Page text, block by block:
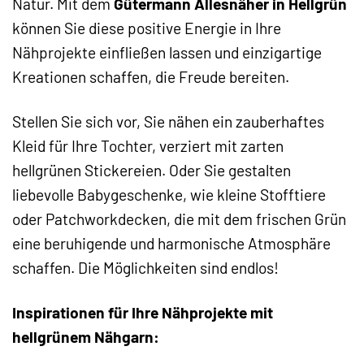
können Sie diese positive Energie in Ihre
Nähprojekte einfließen lassen und einzigartige
Kreationen schaffen, die Freude bereiten.
Stellen Sie sich vor, Sie nähen ein zauberhaftes
Kleid für Ihre Tochter, verziert mit zarten
hellgrünen Stickereien. Oder Sie gestalten
liebevolle Babygeschenke, wie kleine Stofftiere
oder Patchworkdecken, die mit dem frischen Grün
eine beruhigende und harmonische Atmosphäre
schaffen. Die Möglichkeiten sind endlos!
Inspirationen für Ihre Nähprojekte mit
hellgrünem Nähgarn: